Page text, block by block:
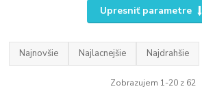
Upresniť parametre
Najnovšie Najlacnejšie Najdrahšie
Zobrazujem 1-20 z 62